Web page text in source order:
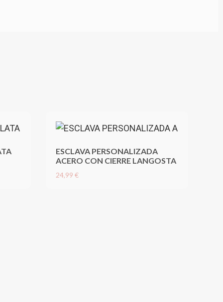
ESCLAVA PERSONALIZADA
ACERO CON CIERRE LANGOSTA
24,99 €